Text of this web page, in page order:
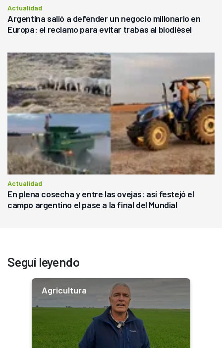
Actualidad
Argentina salió a defender un negocio millonario en
Europa: el reclamo para evitar trabas al biodiésel
Actualidad
En plena cosecha y entre las ovejas: así festejó el
campo argentino el pase a la final del Mundial
Seguí leyendo
Agricultura